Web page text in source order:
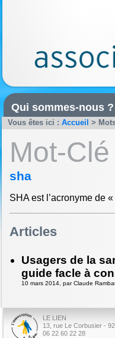
Qui sommes-nous ?
Vous êtes ici : Accueil >
Mot-Clé
sha
SHA est l’acronyme de
Articles
Usagers de la
guide facle à
10 mars 2014, par Claude
LE LIEN
13, rue Le Corbusier -
06 22 60 22 28